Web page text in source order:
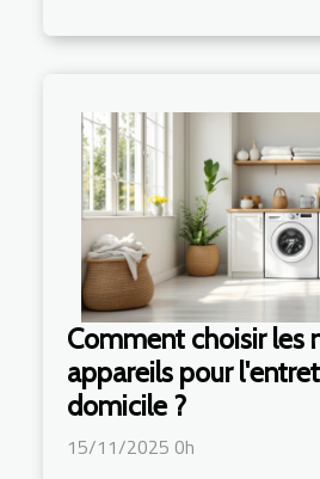
Comment choisir les
appareils pour
domicile ?
15/11/2025 0h